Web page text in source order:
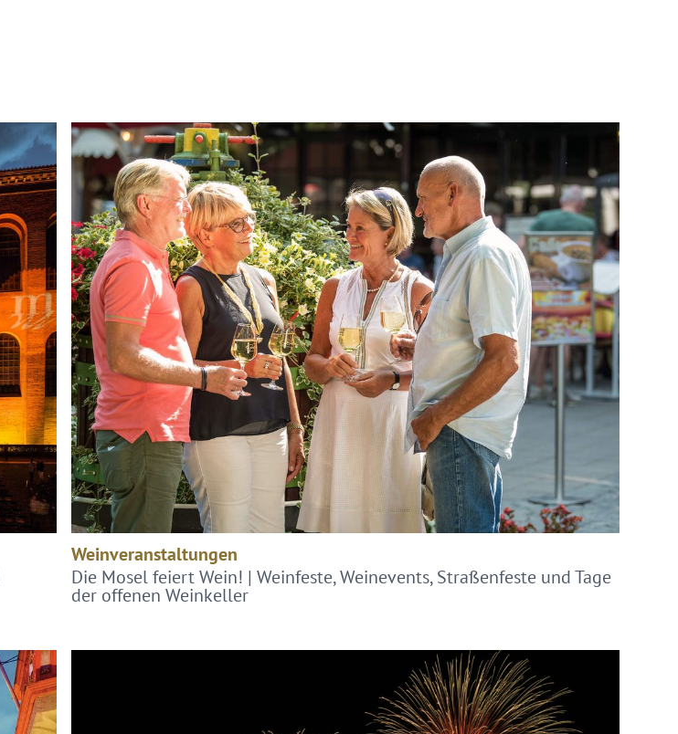
Weinveranstaltungen
Die Mosel feiert Wein! | Weinfeste, Weinevents, Straßenfeste und Tage
der offenen Weinkeller